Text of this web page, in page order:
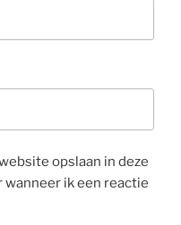
opslaan in deze
ik een reactie